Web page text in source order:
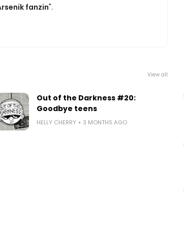
fanzin".
View all
Out of the Darkness #20:
Goodbye teens
HELLY CHERRY 3 MONTHS AGO